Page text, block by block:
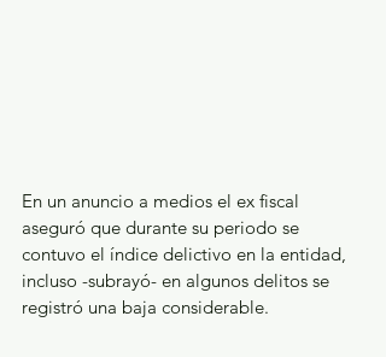
En un anuncio a medios el ex fiscal
aseguró que durante su periodo se
contuvo el índice delictivo en la entidad,
incluso -subrayó- en algunos delitos se
registró una baja considerable.